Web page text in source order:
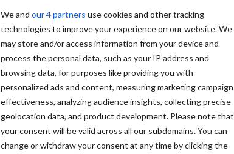
We and our 4 partners use cookies and other tracking
technologies to improve your experience on our website. We
may store and/or access information from your device and
process the personal data, such as your IP address and
browsing data, for purposes like providing you with
personalized ads and content, measuring marketing campaign
effectiveness, analyzing audience insights, collecting precise
geolocation data, and product development. Please note that
your consent will be valid across all our subdomains. You can
change or withdraw your consent at any time by clicking the